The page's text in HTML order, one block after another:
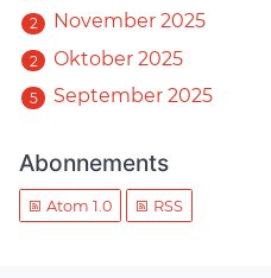
2 November 2025
2 Oktober 2025
5 September 2025
Abonnements
Atom 1.0 RSS